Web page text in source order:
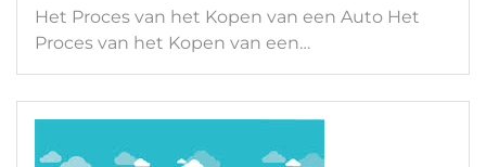
Het Proces van het Kopen van een Auto Het
Proces van het Kopen van een…